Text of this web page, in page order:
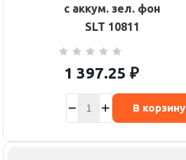
с аккум. зел. фон
SLT 10811
1 397.25 ₽
В корзину